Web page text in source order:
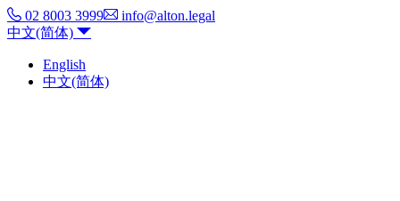
02 8003 3999
info@alton.legal
中文(简体)
English
中文(简体)